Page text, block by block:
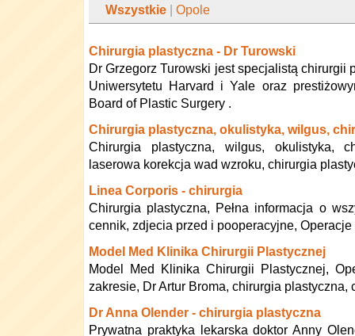
Wszystkie |Opole
Chirurgia plastyczna - Dr Turowski
Dr Grzegorz Turowski jest specjalistą chirurgii
Uniwersytetu Harvard i Yale oraz
Board of Plastic Surgery .
Chirurgia plastyczna, okulistyka, wilgus,
Chirurgia plastyczna, wilgus, okulistyka,
laserowa korekcja wad wzroku, chirurgia
Linea Corporis - chirurgia
Chirurgia plastyczna, Pełna informacja o
cennik, zdjecia przed i pooperacyjne,
Model Med Klinika Chirurgii Plastycznej
Model Med Klinika Chirurgii Plastycznej,
zakresie, Dr Artur Broma, chirurgia
Dr Anna Olender - chirurgia plastyczna
Prywatna praktyka lekarska doktor Anny